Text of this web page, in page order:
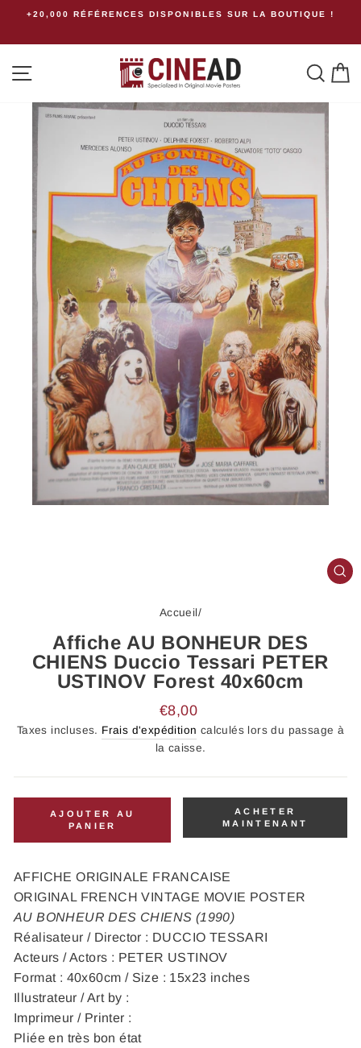
Passer+20,000 RÉFÉRENCES DISPONIBLES SUR LA BOUTIQUE !
Accueil/
Affiche AU BONHEUR DES
CHIENS Duccio Tessari PETER
USTINOV Forest 40x60cm
Prix
régulier
€8,00
Taxes incluses. Frais d'expédition calculés lors du passage à
la caisse.
AJOUTER AU
PANIER
ACHETER
MAINTENANT
AFFICHE ORIGINALE FRANCAISE
ORIGINAL FRENCH VINTAGE MOVIE POSTER
AU BONHEUR DES CHIENS (1990)
Réalisateur / Director : DUCCIO TESSARI
Acteurs / Actors : PETER USTINOV
Format : 40x60cm / Size : 15x23 inches
Illustrateur / Art by :
Imprimeur / Printer :
Pliée en très bon état